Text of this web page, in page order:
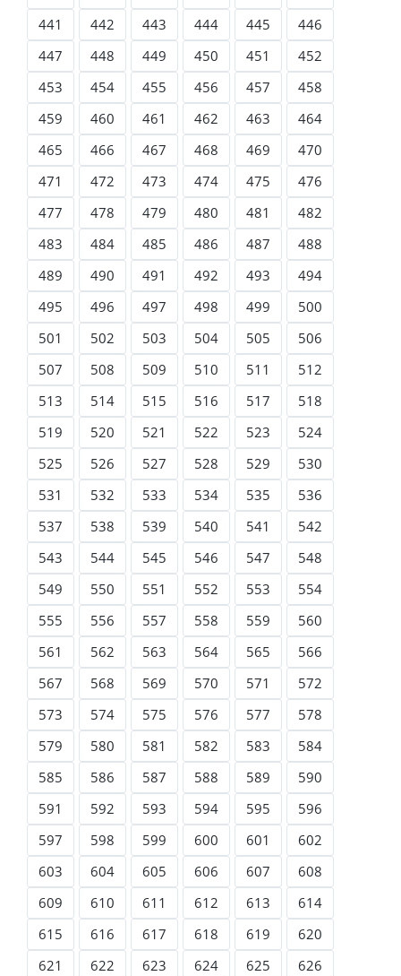
441
442 443 444 445
446
447
448 449 450 451
452
453
454 455 456 457
458
459
460 461 462 463
464
465
466 467 468 469
470
471
472 473 474 475
476
477
478 479 480 481
482
483
484 485 486 487
488
489
490 491 492 493
494
495
496 497 498 499
500
501
502 503 504 505
506
507
508 509 510 511
512
513
514 515 516 517
518
519
520 521 522 523
524
525
526 527 528 529
530
531
532 533 534 535
536
537
538 539 540 541
542
543
544 545 546 547
548
549
550 551 552 553
554
555
556 557 558 559
560
561
562 563 564 565
566
567
568 569 570 571
572
573
574 575 576 577
578
579
580 581 582 583
584
585
586 587 588 589
590
591
592 593 594 595
596
597
598 599 600 601
602
603
604 605 606 607
608
609
610 611 612 613
614
615
616 617 618 619
620
621
622 623 624 625
626